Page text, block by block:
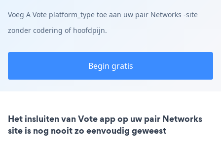
Voeg A Vote platform_type toe aan uw pair Networks -site
zonder codering of hoofdpijn.
Begin gratis
Het insluiten van Vote app op uw pair Networks
site is nog nooit zo eenvoudig geweest